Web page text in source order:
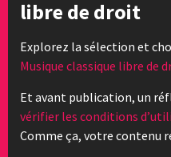
libre de droit
Explorez la sélection et
Musique classique libre
Et avant publication, un
vérifier les conditions
Comme ça, votre contenu